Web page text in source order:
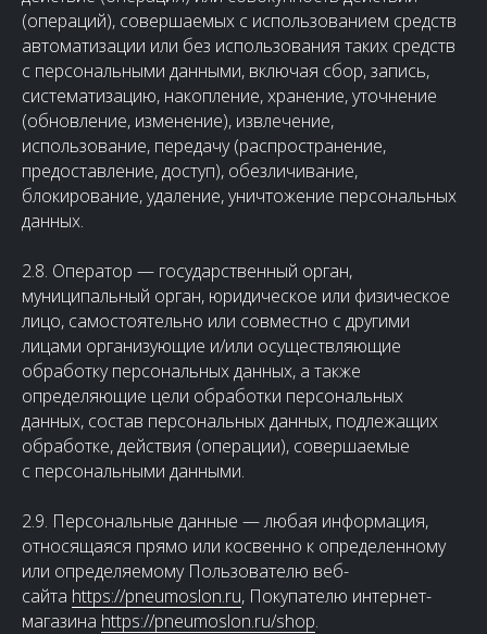
(операций), совершаемых с использованием средств
автоматизации или без использования таких средств
с персональными данными, включая сбор, запись,
систематизацию, накопление, хранение, уточнение
(обновление, изменение), извлечение,
использование, передачу (распространение,
предоставление, доступ), обезличивание,
блокирование, удаление, уничтожение персональных
данных.
2.8. Оператор — государственный орган,
муниципальный орган, юридическое или физическое
лицо, самостоятельно или совместно с другими
лицами организующие и/или осуществляющие
обработку персональных данных, а также
определяющие цели обработки персональных
данных, состав персональных данных, подлежащих
обработке, действия (операции), совершаемые
с персональными данными.
2.9. Персональные данные — любая информация,
относящаяся прямо или косвенно к определенному
или определяемому Пользователю веб-
сайта https://pneumoslon.ru, Покупателю интернет-
магазина https://pneumoslon.ru/shop.